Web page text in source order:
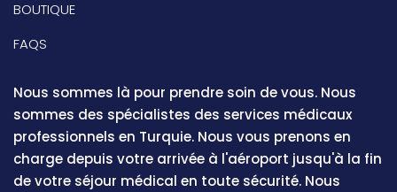
BOUTIQUE
FAQS
Nous sommes là pour prendre soin de vous. Nous
sommes des spécialistes des services médicaux
professionnels en Turquie. Nous vous prenons en
charge depuis votre arrivée à l'aéroport jusqu'à la fin
de votre séjour médical en toute sécurité. Nous